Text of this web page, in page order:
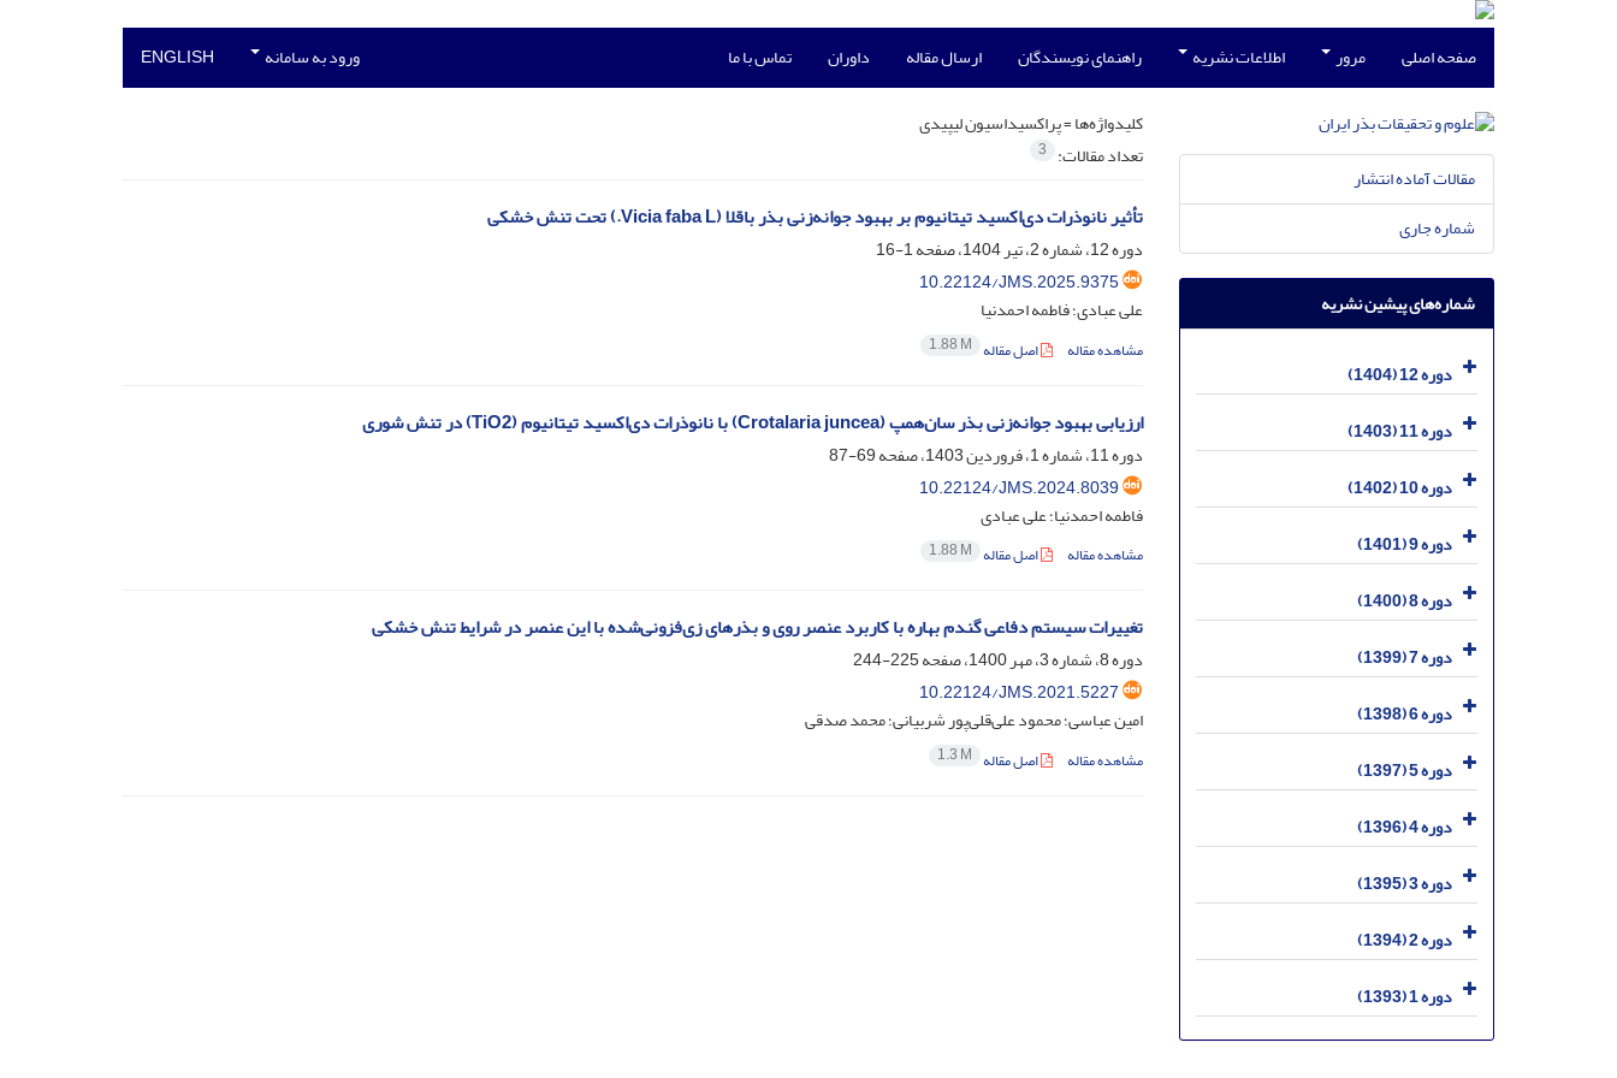
صفحه اصلی مرور اطلاعات نشریه راهنمای نویسندگان ارسال مقاله داوران تماس با ما ورود به سامانه ENGLISH
کلیدواژه‌ها =پراکسیداسیون لیپیدی
تعداد مقالات: 3
تأثیر نانوذرات دی‌اکسید تیتانیوم بر بهبود جوانه‌زنی بذر باقلا (Vicia faba L.) تحت تنش خشکی
دوره 12، شماره 2، تیر 1404، صفحه
1-16
10.22124/JMS.2025.9375
علی عبادی؛ فاطمه احمدنیا
مشاهده مقاله اصل مقاله 1.88 M
ارزیابی بهبود جوانه‌زنی بذر سان‌همپ (Crotalaria juncea) با نانوذرات دی‌اکسید تیتانیوم (TiO2) در تنش شوری
دوره 11، شماره 1، فروردین 1403، صفحه
69-87
10.22124/JMS.2024.8039
فاطمه احمدنیا؛ علی عبادی
مشاهده مقاله اصل مقاله 1.88 M
تغییرات سیستم دفاعی گندم بهاره با کاربرد عنصر روی و بذرهای زی‌فزونی‌شده با این عنصر در شرایط تنش خشکی
دوره 8، شماره 3، مهر 1400، صفحه
225-244
10.22124/JMS.2021.5227
امین عباسی؛ محمود علی‌قلی‌پور شربیانی؛ محمد صدقی
مشاهده مقاله اصل مقاله 1.3 M
مقالات آماده انتشار
شماره جاری
شماره‌های پیشین نشریه
دوره 12 (1404)
دوره 11 (1403)
دوره 10 (1402)
دوره 9 (1401)
دوره 8 (1400)
دوره 7 (1399)
دوره 6 (1398)
دوره 5 (1397)
دوره 4 (1396)
دوره 3 (1395)
دوره 2 (1394)
دوره 1 (1393)